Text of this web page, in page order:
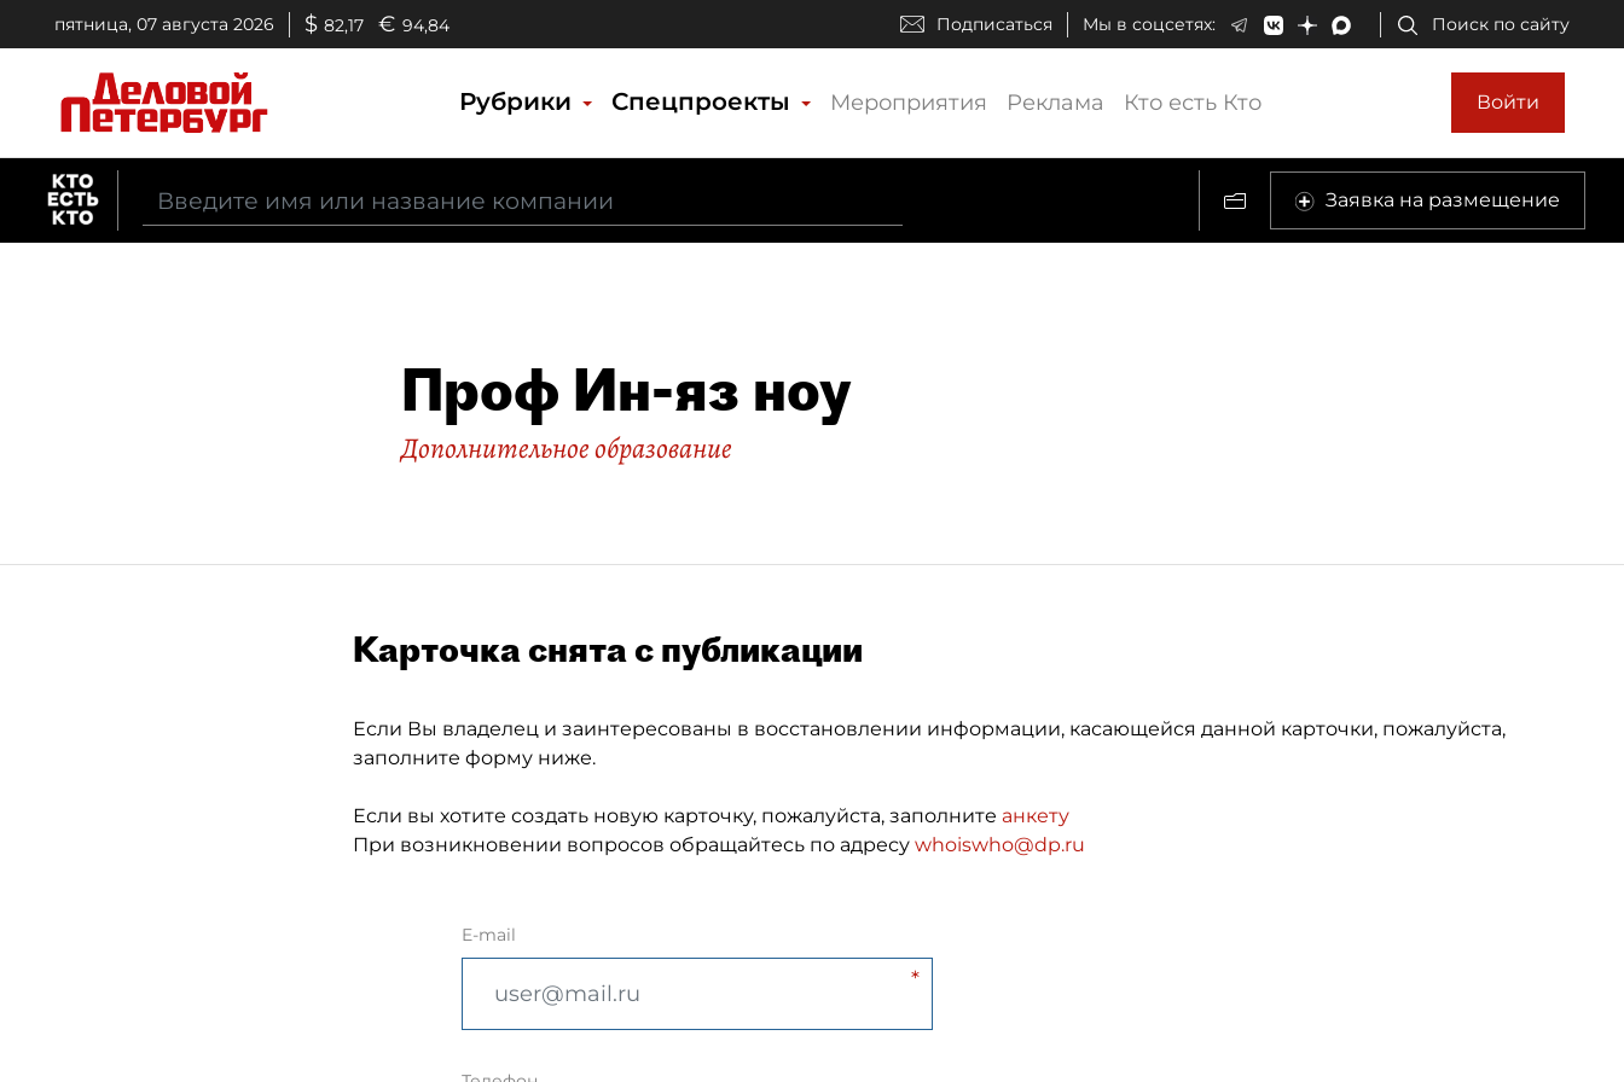
пятница, 07 августа 2026 $ 82,17 € 94,84 Подписаться Мы в соцсетях: Поиск по сайту
Рубрики Спецпроекты Мероприятия Реклама Кто есть Кто Войти
Заявка на размещение
Проф Ин-яз ноу
Дополнительное образование
Карточка снята с публикации
Если Вы владелец и заинтересованы в восстановлении информации, касающейся данной карточки, пожалуйста,
заполните форму ниже.
Если вы хотите создать новую карточку, пожалуйста, заполните анкету
При возникновении вопросов обращайтесь по адресу whoiswho@dp.ru
E-mail